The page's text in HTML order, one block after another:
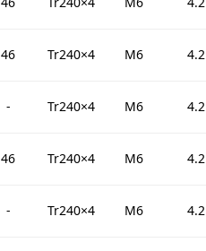
46 Tr240×4 M6 4.2
- Tr240×4 M6 4.2
46 Tr240×4 M6 4.2
- Tr240×4 M6 4.2